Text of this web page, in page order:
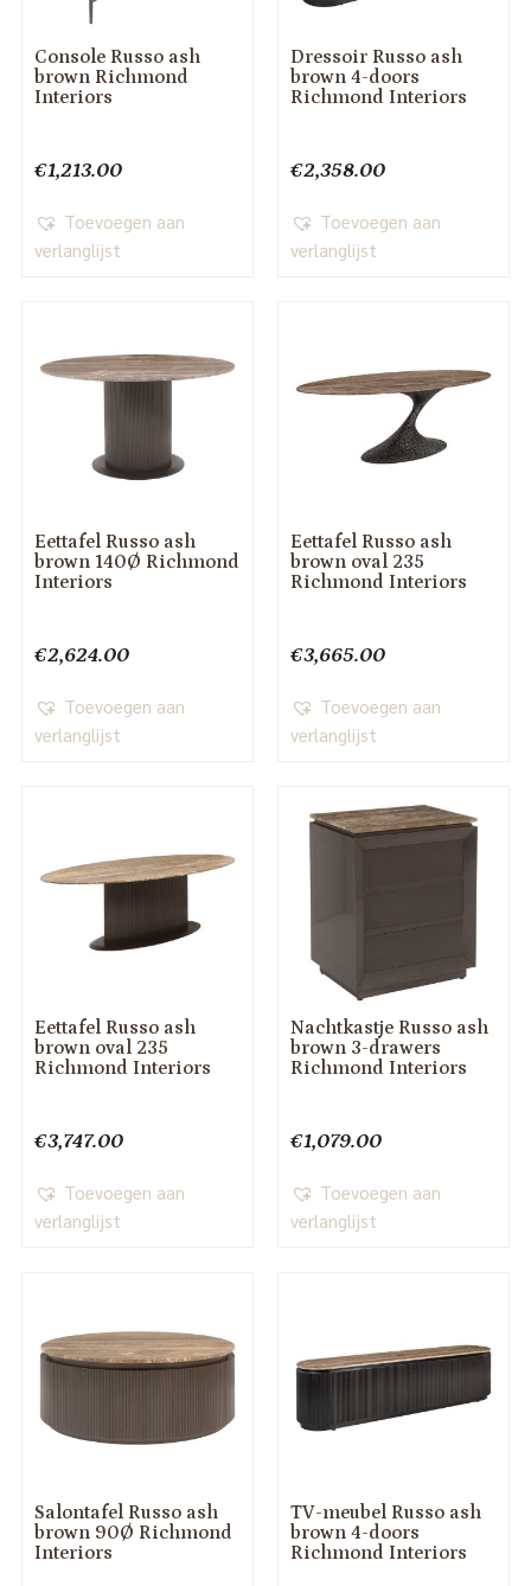
Console Russo ash
brown Richmond
Interiors
€1,213.00
Toevoegen aan
verlanglijst
Dressoir Russo ash
brown 4-doors
Richmond Interiors
€2,358.00
Toevoegen aan
verlanglijst
Eettafel Russo ash
brown 140Ø Richmond
Interiors
€2,624.00
Toevoegen aan
verlanglijst
Eettafel Russo ash
brown oval 235
Richmond Interiors
€3,665.00
Toevoegen aan
verlanglijst
Eettafel Russo ash
brown oval 235
Richmond Interiors
€3,747.00
Toevoegen aan
verlanglijst
Nachtkastje Russo ash
brown 3-drawers
Richmond Interiors
€1,079.00
Toevoegen aan
verlanglijst
Salontafel Russo ash
brown 90Ø Richmond
Interiors
TV-meubel Russo ash
brown 4-doors
Richmond Interiors